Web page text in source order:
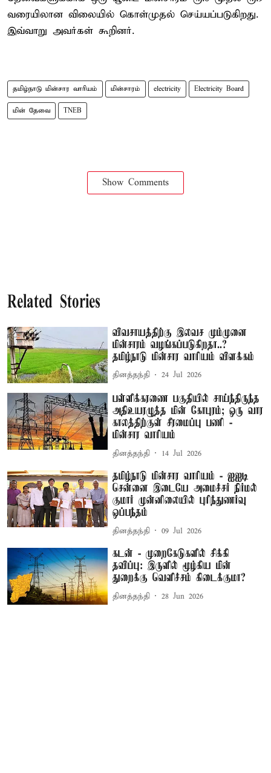
வரையிலான விலையில் கொள்முதல் செய்யப்படுகிறது.
இவ்வாறு அவர்கள் கூறினர்.
தமிழ்நாடு மின்சார வாரியம் மின்சாரம் electricity Electricity Board
மின் தேவை TNEB
Show Comments
Related Stories
விவசாயத்திற்கு இலவச மும்முனை
மின்சாரம் வழங்கப்படுகிறதா..?
தமிழ்நாடு மின்சார வாரியம் விளக்கம்
தினத்தந்தி 24 Jul 2026
பள்ளிக்கரணை பகுதியில் சாய்ந்திருந்த
அதிஉயரழுத்த மின் கோபுரம்; ஒரு வார
காலத்திற்குள் சீரமைப்பு பணி -
மின்சார வாரியம்
தினத்தந்தி 14 Jul 2026
தமிழ்நாடு மின்சார வாரியம் - ஐஐடி
சென்னை இடையே அமைச்சர் நிர்மல்
குமார் முன்னிலையில் புரிந்துணர்வு
ஒப்பந்தம்
தினத்தந்தி 09 Jul 2026
கடன் - முறைகேடுகளில் சிக்கி
தவிப்பு: இருளில் மூழ்கிய மின்
துறைக்கு வெளிச்சம் கிடைக்குமா?
தினத்தந்தி 28 Jun 2026